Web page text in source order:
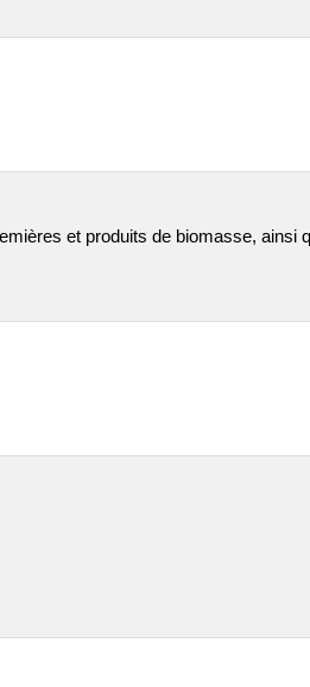
et produits de biomasse, ainsi